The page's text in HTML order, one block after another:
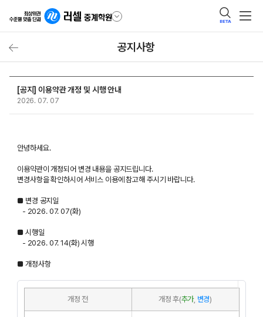
BETA
공지사항
[공지] 이용약관 개정 및 시행 안내
2026. 07. 07
안녕하세요.
이용약관이 개정되어 변경 내용을 공지드립니다.
변경사항을 확인하시어 서비스 이용에 참고해 주시기 바랍니다.
■ 변경 공지일
- 2026. 07. 07(화)
■ 시행일
- 2026. 07. 14(화) 시행
■ 개정사항
개정 전 개정 후(추가, 변경)